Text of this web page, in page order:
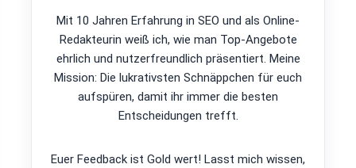
Mit 10 Jahren Erfahrung in SEO und als Online-
Redakteurin weiß ich, wie man Top-Angebote
ehrlich und nutzerfreundlich präsentiert. Meine
Mission: Die lukrativsten Schnäppchen für euch
aufspüren, damit ihr immer die besten
Entscheidungen trefft.
Euer Feedback ist Gold wert! Lasst mich wissen,